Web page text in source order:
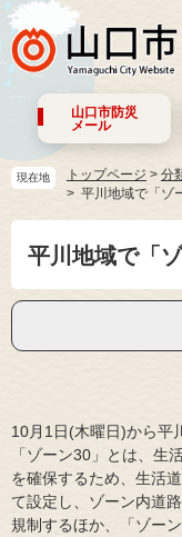
山口市防災
メール
現在地 トップページ > 分
平川地域で「ゾ
平川地域で「
10月1日(木曜日)から平
「ゾーン30」とは、生
を確保するため、生活
て設定し、ゾーン内道
規制するほか、「ゾー